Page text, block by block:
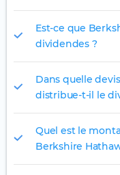
Est-ce que
dividendes ?
Dans quelle
distribue-t-il le
Quel est le
Berkshire